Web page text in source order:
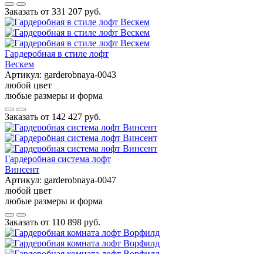
Заказать от 331 207 руб.
Гардеробная в стиле лофт
Вескем
Артикул: garderobnaya-0043
любой цвет
любые размеры и форма
Заказать от 142 427 руб.
Гардеробная система лофт
Винсент
Артикул: garderobnaya-0047
любой цвет
любые размеры и форма
Заказать от 110 898 руб.